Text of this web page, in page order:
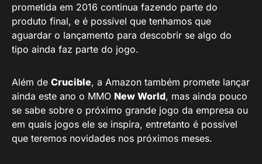
prometida em 2016 continua fazendo parte do
produto final, e é possível que tenhamos que
aguardar o lançamento para descobrir se algo do
tipo ainda faz parte do jogo.
Além de Crucible, a Amazon também promete lançar
ainda este ano o MMO New World, mas ainda pouco
se sabe sobre o próximo grande jogo da empresa ou
em quais jogos ele se inspira, entretanto é possível
que teremos novidades nos próximos meses.